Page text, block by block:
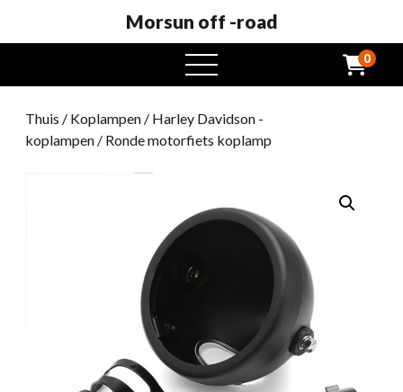
Morsun off -road
Open
het
0
Thuis / Koplampen / Harley Davidson -
koplampen / Ronde motorfiets koplamp